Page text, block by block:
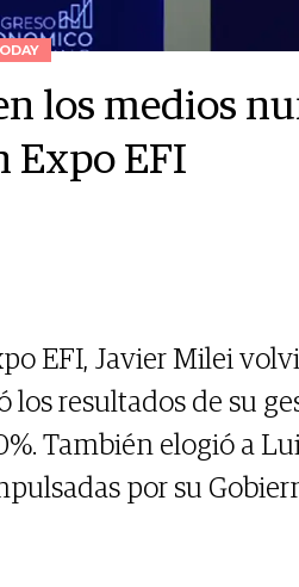
los medios
Expo EFI
EFI, Javier Milei
los resultados de su
También elogió a
por su